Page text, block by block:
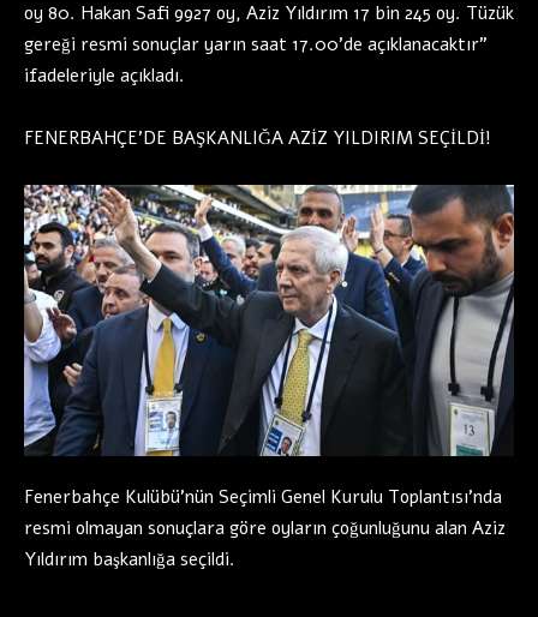
oy 80. Hakan Safi 9927 oy, Aziz Yıldırım 17 bin 245 oy. Tüzük
gereği resmi sonuçlar yarın saat 17.00’de açıklanacaktır”
ifadeleriyle açıkladı.
FENERBAHÇE’DE BAŞKANLIĞA AZİZ YILDIRIM SEÇİLDİ!
Fenerbahçe Kulübü’nün Seçimli Genel Kurulu Toplantısı’nda
resmi olmayan sonuçlara göre oyların çoğunluğunu alan Aziz
Yıldırım başkanlığa seçildi.